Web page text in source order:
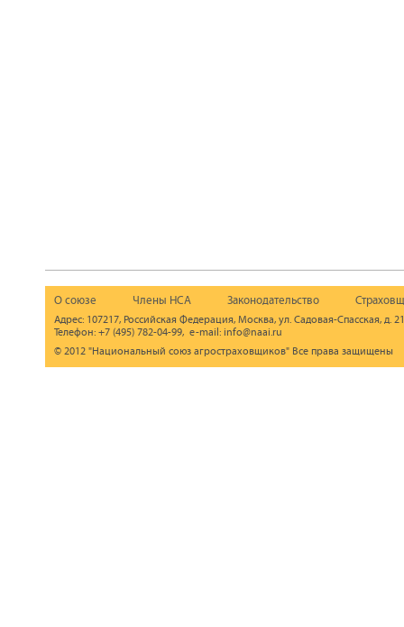
О союзе Члены НСА Законодательство
Адрес: 107217, Российская Федерация, Москва, ул. Садовая-Спасская, д.
Телефон: +7 (495) 782-04-99, e-mail: info@naai.ru
© 2012 "Национальный союз агростраховщиков" Все права защищены